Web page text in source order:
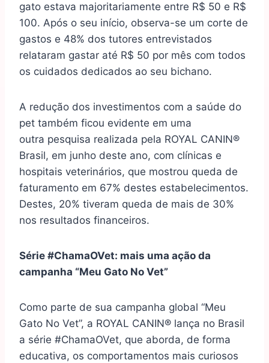
gato estava majoritariamente entre R$ 50 e R$
100. Após o seu início, observa-se um corte de
gastos e 48% dos tutores entrevistados
relataram gastar até R$ 50 por mês com todos
os cuidados dedicados ao seu bichano.
A redução dos investimentos com a saúde do
pet também ficou evidente em uma
outra pesquisa realizada pela ROYAL CANIN®
Brasil, em junho deste ano, com clínicas e
hospitais veterinários, que mostrou queda de
faturamento em 67% destes estabelecimentos.
Destes, 20% tiveram queda de mais de 30%
nos resultados financeiros.
Série #ChamaOVet: mais uma ação da
campanha “Meu Gato No Vet”
Como parte de sua campanha global “Meu
Gato No Vet”, a ROYAL CANIN® lança no Brasil
a série #ChamaOVet, que aborda, de forma
educativa, os comportamentos mais curiosos